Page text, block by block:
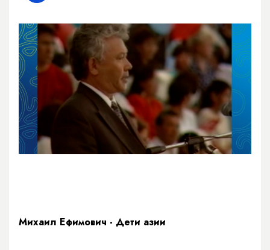
Михаил Ефимович - Дети азии